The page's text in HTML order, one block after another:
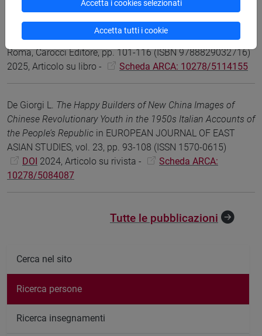
Laura De GiorgiRadio, Media cinesi. Fonti, metodi, analisi,
Roma, Carocci Editore, pp. 101-116 (ISBN 9788829032716)
2025, Articolo su libro -
Scheda ARCA: 10278/5114155
De Giorgi L. The Happy Builders of New China Images of
Chinese Revolutionary Youth in the 1950s Italian Accounts of
the People’s Republic in EUROPEAN JOURNAL OF EAST
ASIAN STUDIES, vol. 23, pp. 93-108 (ISSN 1570-0615)
DOI 2024, Articolo su rivista -
Scheda ARCA:
10278/5084087
Tutte le pubblicazioni
Cerca nel sito
Ricerca persone
Ricerca insegnamenti
Accetta i cookies selezionati
Accetta tutti i cookie